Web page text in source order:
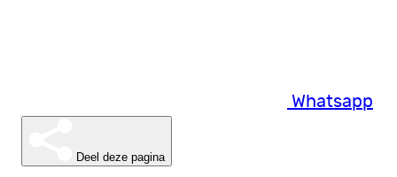
Whatsapp
Deel deze pagina